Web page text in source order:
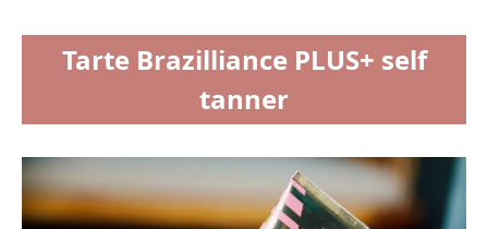
Tarte Brazilliance PLUS+ self
tanner